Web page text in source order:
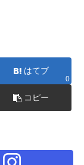
はてブ
0
コピー